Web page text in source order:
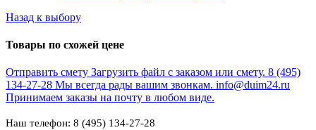
Назад к выбору
Товары по схожей цене
Отправить смету Загрузить файл с заказом или смету. 8 (495)
134-27-28 Мы всегда рады вашим звонкам. info@duim24.ru
Принимаем заказы на почту в любом виде.
Наш телефон: 8 (495) 134-27-28